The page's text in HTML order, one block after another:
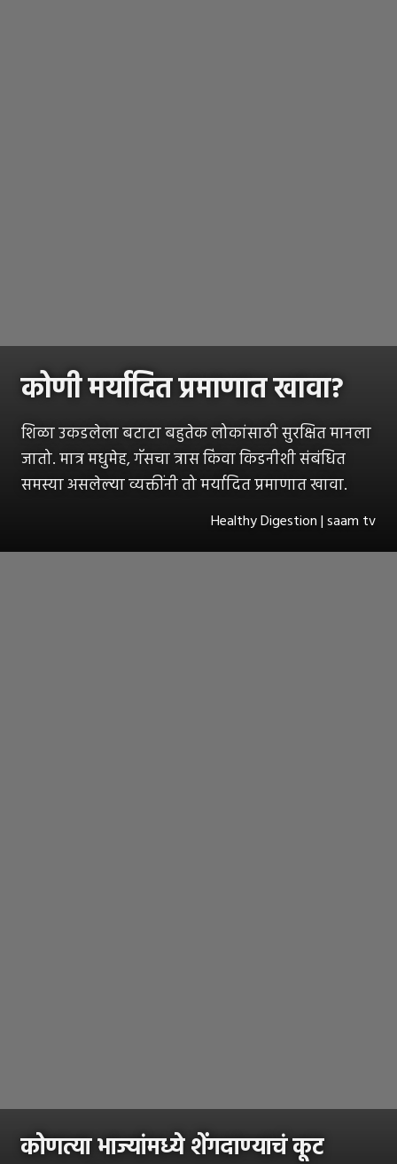
कोणी मर्यादित प्रमाणात खावा?
शिळा उकडलेला बटाटा बहुतेक लोकांसाठी सुरक्षित मानला
जातो. मात्र मधुमेह, गॅसचा त्रास किंवा किडनीशी संबंधित
समस्या असलेल्या व्यक्तींनी तो मर्यादित प्रमाणात खावा.
Healthy Digestion | saam tv
कोणत्या भाज्यांमध्ये शेंगदाण्याचं कूट